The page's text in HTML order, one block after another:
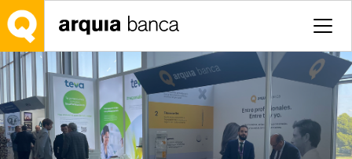
Saltar al contenido principal